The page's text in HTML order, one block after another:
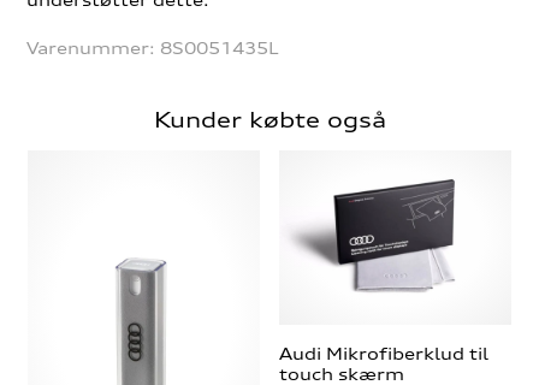
Varenummer: 8S0051435L
Kunder købte også
Audi Mikrofiberklud til
touch skærm